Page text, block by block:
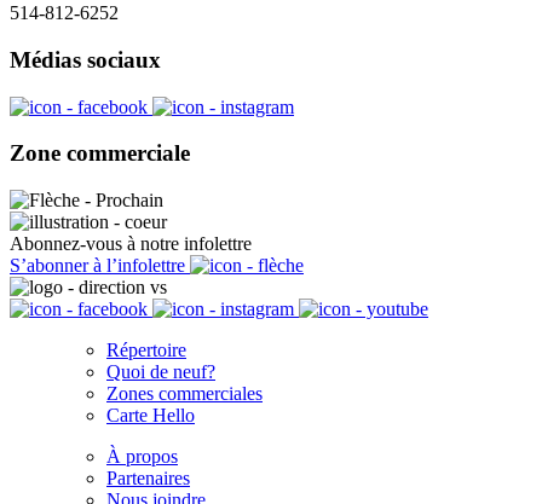
514-812-6252
Médias sociaux
Zone commerciale
Abonnez-vous à notre infolettre
S’abonner à l’infolettre
Répertoire
Quoi de neuf?
Zones commerciales
Carte Hello
À propos
Partenaires
Nous joindre